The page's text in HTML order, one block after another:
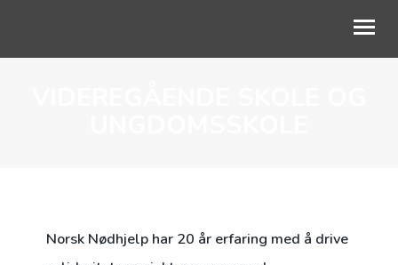
Norsk Nødhjelp har 20 år erfaring med å drive